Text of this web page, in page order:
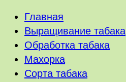
Главная
Выращивание табака
Обработка табака
Махорка
Сорта табака